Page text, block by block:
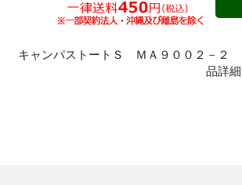
秋冬長袖
クリーンウェ
キャンパストートＳ ＭＡ９００２－２
品詳